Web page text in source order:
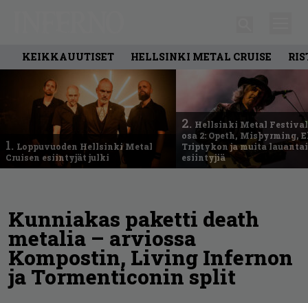
KEIKKAUUTISET HELLSINKI METAL CRUISE
1. Loppuvuoden Hellsinki Metal
Cruisen esiintyjät julki
2. Hellsinki Metal
osa 2: Opeth, Misþyrming,
Triptykon ja muita
esiintyjiä
Kunniakas paketti death
metalia – arviossa
Kompostin, Living Infernon
ja Tormenticonin split